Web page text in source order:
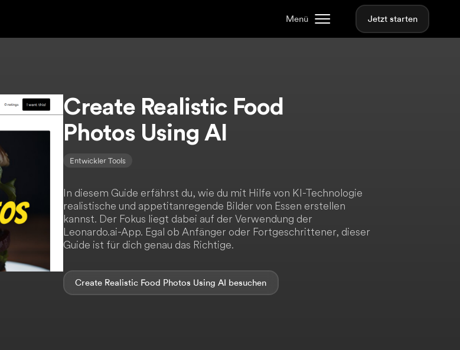
Menü Jetzt starten
Create Realistic Food
Photos Using AI
Entwickler Tools
In diesem Guide erfährst du, wie du mit Hilfe von KI-Technologie
realistische und appetitanregende Bilder von Essen erstellen
kannst. Der Fokus liegt dabei auf der Verwendung der
Leonardo.ai-App. Egal ob Anfänger oder Fortgeschrittener, dieser
Guide ist für dich genau das Richtige.
Create Realistic Food Photos Using AI